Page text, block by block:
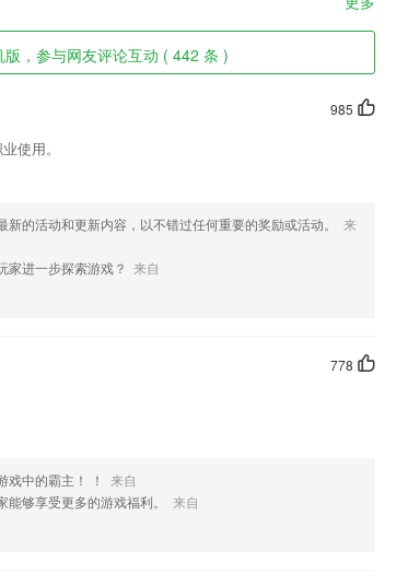
，参与网友评论互动 ( 442 条 )
985
使用。
的活动和更新内容，以不错过任何重要的奖励或活动。
来
家进一步探索游戏？ 来自
778
戏中的霸主！ ！
来自
够享受更多的游戏福利。
来自